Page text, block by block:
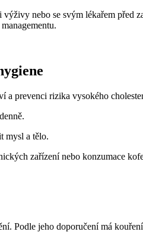
nebo se svým lékařem
a prevenci rizika vysokého
mysl a tělo.
zařízení nebo konzumace
Podle jeho doporučení má